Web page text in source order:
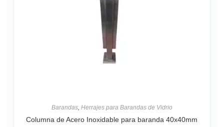
Barandas, Herrajes para Barandas de Vidrio
Columna de Acero Inoxidable para baranda 40x40mm